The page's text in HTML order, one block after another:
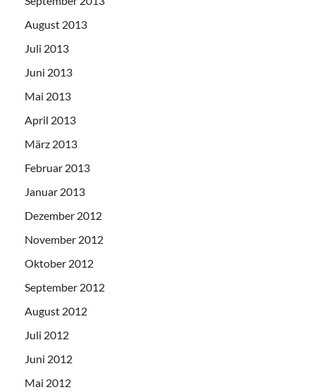
August 2013
Juli 2013
Juni 2013
Mai 2013
April 2013
März 2013
Februar 2013
Januar 2013
Dezember 2012
November 2012
Oktober 2012
September 2012
August 2012
Juli 2012
Juni 2012
Mai 2012